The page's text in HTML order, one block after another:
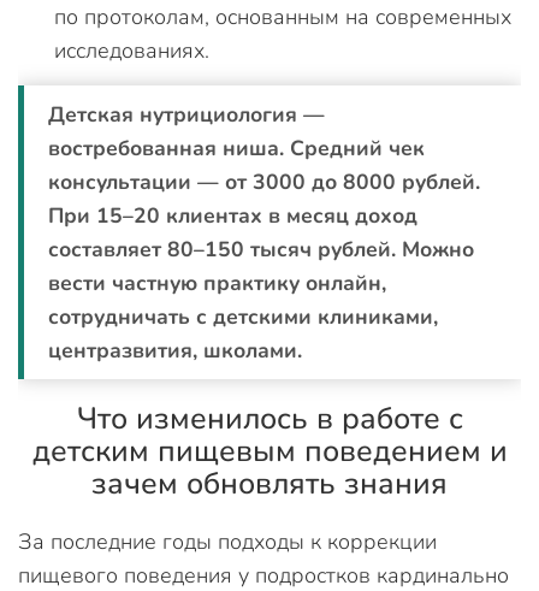
по протоколам, основанным на современных
исследованиях.
Детская нутрициология —
востребованная ниша. Средний чек
консультации — от 3000 до 8000 рублей.
При 15–20 клиентах в месяц доход
составляет 80–150 тысяч рублей. Можно
вести частную практику онлайн,
сотрудничать с детскими клиниками,
центразвития, школами.
Что изменилось в работе с
детским пищевым поведением и
зачем обновлять знания
За последние годы подходы к коррекции
пищевого поведения у подростков кардинально